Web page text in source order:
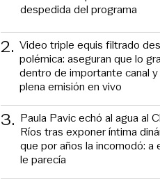
despedida del programa
2. Video triple equis filtrado
polémica: aseguran que lo
dentro de importante canal y
plena emisión en vivo
3. Paula Pavic echó al agua al
Ríos tras exponer íntima
que por años la incomodó: a
le parecía